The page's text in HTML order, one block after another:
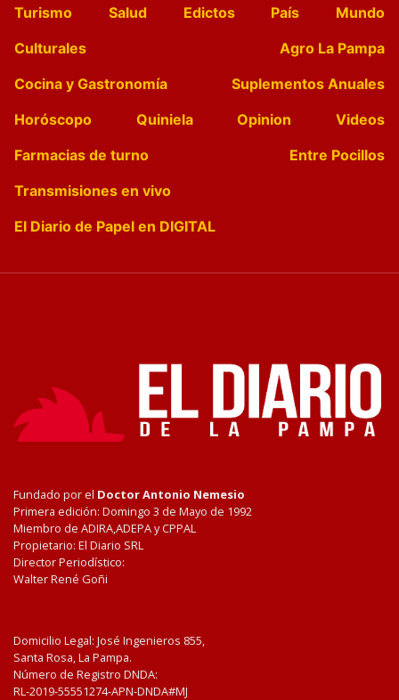
Turismo
Salud Edictos País
Mundo
Culturales
Agro La Pampa
Cocina y Gastronomía
Suplementos Anuales
Horóscopo
Quiniela Opinion
Videos
Farmacias de turno
Entre Pocillos
Transmisiones en vivo
El Diario de Papel en DIGITAL
Fundado por el Doctor Antonio Nemesio
Primera edición: Domingo 3 de Mayo de 1992
Miembro de ADIRA,ADEPA y CPPAL
Propietario: El Diario SRL
Director Periodístico:
Walter René Goñi
Domicilio Legal: José Ingenieros 855,
Santa Rosa, La Pampa.
Número de Registro DNDA:
RL-2019-55551274-APN-DNDA#MJ